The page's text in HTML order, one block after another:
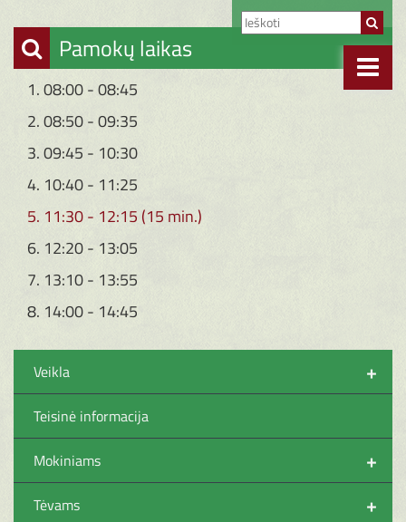
Pamokų laikas
1. 08:00 - 08:45
2. 08:50 - 09:35
3. 09:45 - 10:30
4. 10:40 - 11:25
5. 11:30 - 12:15 (15 min.)
6. 12:20 - 13:05
7. 13:10 - 13:55
8. 14:00 - 14:45
+
Veikla
Teisinė informacija
+
Mokiniams
+
Tėvams